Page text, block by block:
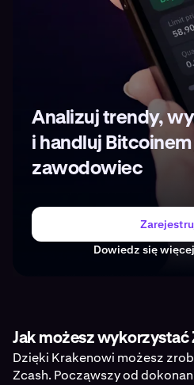
Analizuj trendy,
i handluj
zawodowiec
Dowiedz się
Jak możesz wykorzystać
Dzięki Krakenowi możesz
Zcash. Począwszy od